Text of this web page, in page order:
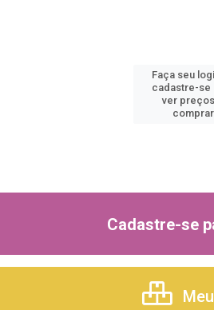
Faça seu
cadastre-se
ver
comprar
Cadastre-se